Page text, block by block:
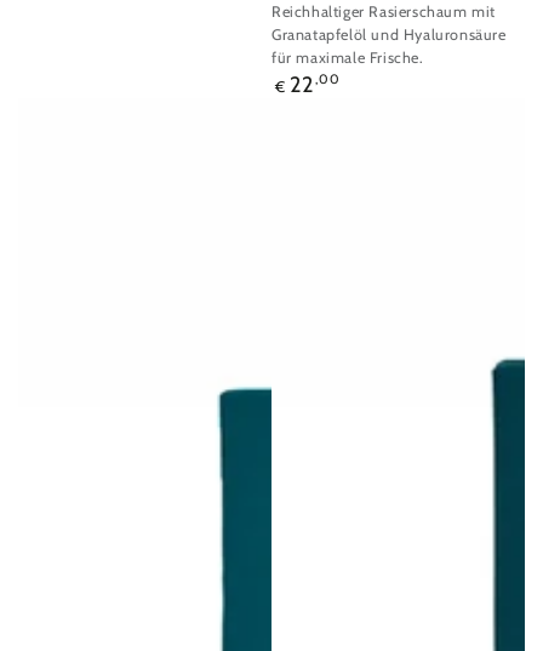
Reichhaltiger Rasierschaum mit
Granatapfelöl und Hyaluronsäure
für maximale Frische.
Regulärer
€ 22 ,00